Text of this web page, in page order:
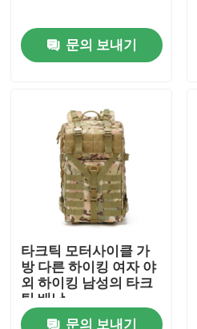
품질 관리
저희와 연락
인용 을 요청 하십시오
전술적 총 가방
총 가방을 추적하기
문의 보내기
타크틱 모터사이클 가
방 다른 하이킹 여자 야
외 하이킹 남성의 타크
틱 배낭
문의 보내기